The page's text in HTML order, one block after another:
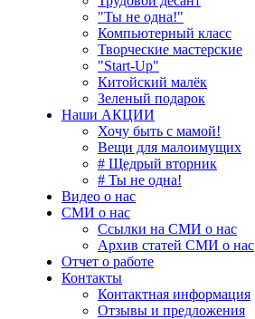
"Ты не одна!"
Компьютерный класс
Творческие мастерские
"Start-Up"
Китойский малёк
Зеленый подарок
Наши АКЦИИ
Хочу быть с мамой!
Вещи для малоимущих
# Щедрый вторник
# Ты не одна!
Видео о нас
СМИ о нас
Ссылки на СМИ о нас
Архив статей СМИ о нас
Отчет о работе
Контакты
Контактная информация
Отзывы и предложения